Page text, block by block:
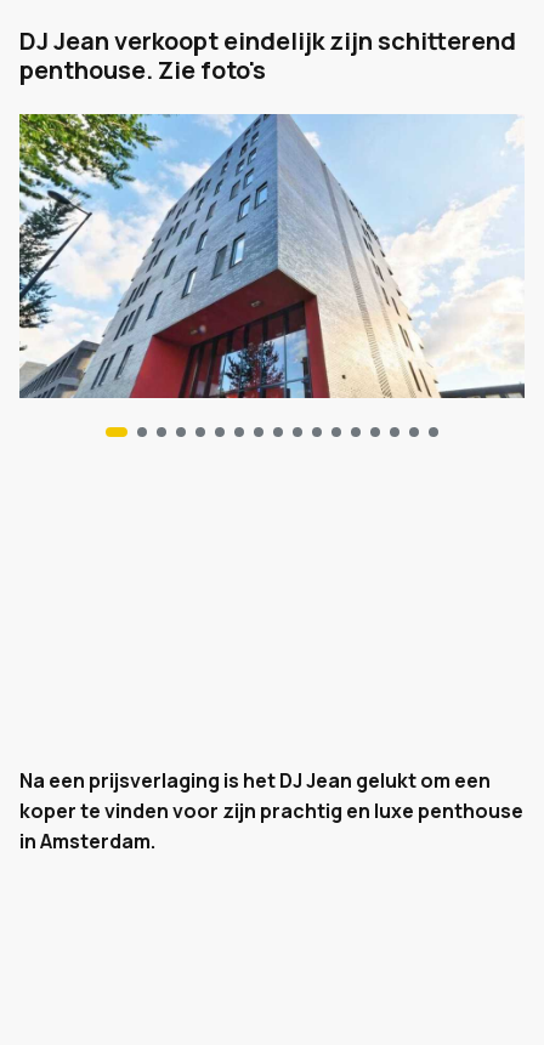
DJ Jean verkoopt eindelijk zijn schitterend
penthouse. Zie foto's
Na een prijsverlaging is het DJ Jean gelukt om een
koper te vinden voor zijn prachtig en luxe penthouse
in Amsterdam.